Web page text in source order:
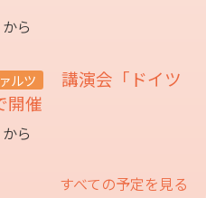
ら
ルツ
講演会「ドイツ
開催
ら
すべての予定を見る